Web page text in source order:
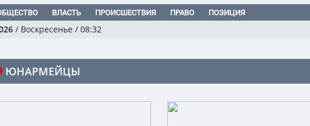
ВЛАСТЬ ПРОИСШЕСТВИЯ ПРАВО ПОЗИЦИЯ
/ Воскресенье / 08:32
ЮНАРМЕЙЦЫ